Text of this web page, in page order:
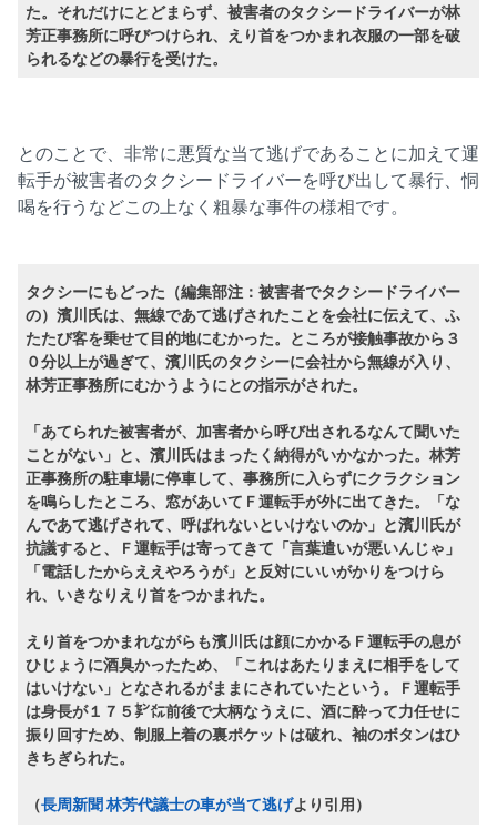
た。それだけにとどまらず、被害者のタクシードライバーが林
芳正事務所に呼びつけられ、えり首をつかまれ衣服の一部を破
られるなどの暴行を受けた。
とのことで、非常に悪質な当て逃げであることに加えて運
転手が被害者のタクシードライバーを呼び出して暴行、恫
喝を行うなどこの上なく粗暴な事件の様相です。
タクシーにもどった（編集部注：被害者でタクシードライバー
の）濱川氏は、無線であて逃げされたことを会社に伝えて、ふ
たたび客を乗せて目的地にむかった。ところが接触事故から３
０分以上が過ぎて、濱川氏のタクシーに会社から無線が入り、
林芳正事務所にむかうようにとの指示がされた。
「あてられた被害者が、加害者から呼び出されるなんて聞いた
ことがない」と、濱川氏はまったく納得がいかなかった。林芳
正事務所の駐車場に停車して、事務所に入らずにクラクション
を鳴らしたところ、窓があいてＦ運転手が外に出てきた。「な
んであて逃げされて、呼ばれないといけないのか」と濱川氏が
抗議すると、Ｆ運転手は寄ってきて「言葉遣いが悪いんじゃ」
「電話したからええやろうが」と反対にいいがかりをつけら
れ、いきなりえり首をつかまれた。
えり首をつかまれながらも濱川氏は顔にかかるＦ運転手の息が
ひじょうに酒臭かったため、「これはあたりまえに相手をして
はいけない」となされるがままにされていたという。Ｆ運転手
は身長が１７５㌢㍍前後で大柄なうえに、酒に酔って力任せに
振り回すため、制服上着の裏ポケットは破れ、袖のボタンはひ
きちぎられた。
（長周新聞 林芳代議士の車が当て逃げより引用）